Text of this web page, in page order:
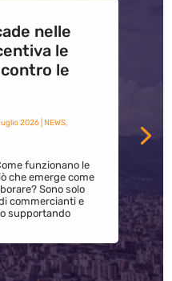
nelle
le
le
2026| NEWS,
funzionano le
che emerge come
Sono solo
commercianti e
supportando